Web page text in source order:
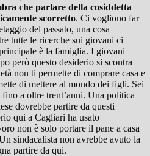
che parlare della cosiddetta
scorretto. Ci vogliono far
del passato, una cosa
tutte le ricerche sui giovani ci
è la famiglia. I giovani
però questo desiderio si scontra
non ti permette di comprare casa e
di mettere al mondo dei figli. Sei
a oltre trent’anni. Una politica
dovrebbe partire da questi
qui a Cagliari ha usato
non è solo portare il pane a casa
sindacalista non avrebbe avuto la
partire da qui.